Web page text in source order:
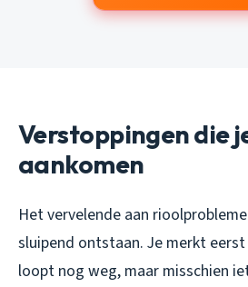
Verstoppingen die
aankomen
Het vervelende aan
sluipend ontstaan. Je merkt
loopt nog weg, maar misschien